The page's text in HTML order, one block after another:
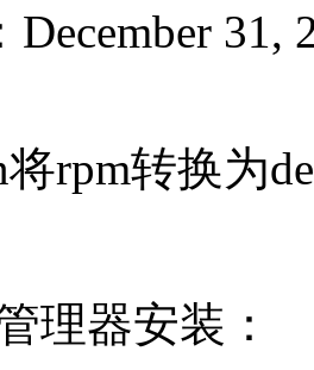
31,
将rpm转换为
理器安装：